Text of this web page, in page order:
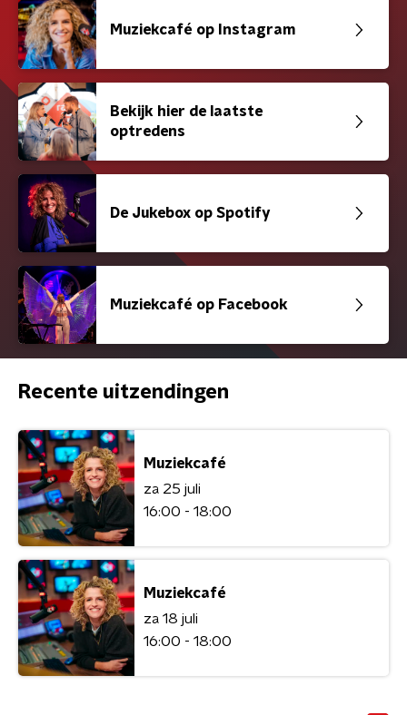
Muziekcafé op Instagram
Bekijk hier de laatste
optredens
De Jukebox op Spotify
Muziekcafé op Facebook
Recente uitzendingen
Muziekcafé
za 25 juli
16:00 - 18:00
Muziekcafé
za 18 juli
16:00 - 18:00